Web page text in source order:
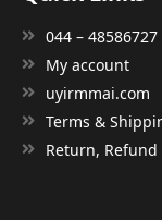
044 – 48586727
My account
uyirmmai.com
Terms &
Return,